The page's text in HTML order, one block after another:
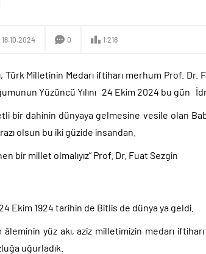
18.10.2024 0 1.218
Türk Milletinin Medarı iftiharı merhum Prof.
Yüzüncü Yılını 24 Ekim 2024 bu gün
bir dahinin dünyaya gelmesine vesile olan
olsun bu iki güzide insandan.
bir millet olmalıyız” Prof. Dr. Fuat Sezgin
Ekim 1924 tarihin de Bitlis de dünya ya geldi.
yüz akı, aziz milletimizin medarı
uğurladık.